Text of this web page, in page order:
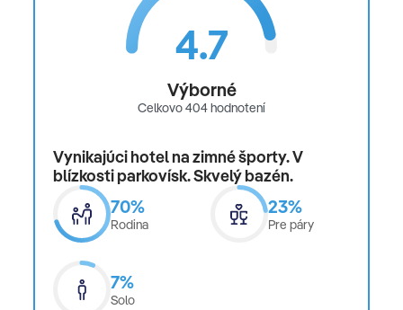
4.7
Výborné
Celkovo 404 hodnotení
Vynikajúci hotel na zimné športy. V
blízkosti parkovísk. Skvelý bazén.
70%
Rodina
23%
Pre páry
7%
Solo